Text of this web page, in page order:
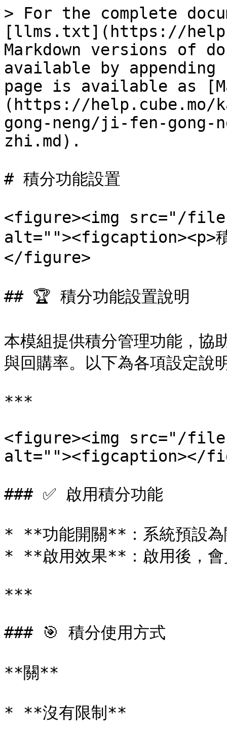
> For the complete
[llms.txt](https://
Markdown versions of
available by
page is available as
(https://
gong-neng/ji-fen-gong-
zhi.md).
# 積分功能設置
<figure><img src="/files/
alt=""><figcaption><p>
</figure>
## 🏆 積分功能設置說明
本模組提供積分管理功能，協
與回購率。以下為各項設定說
***
<figure><img src="/
alt=""><figcaption></
### ✅ 啟用積分功能
* **功能開關**：系統預設為
* **啟用效果**：啟用後，會
***
### 🎯 積分使用方式
**關**
* **沒有限制**